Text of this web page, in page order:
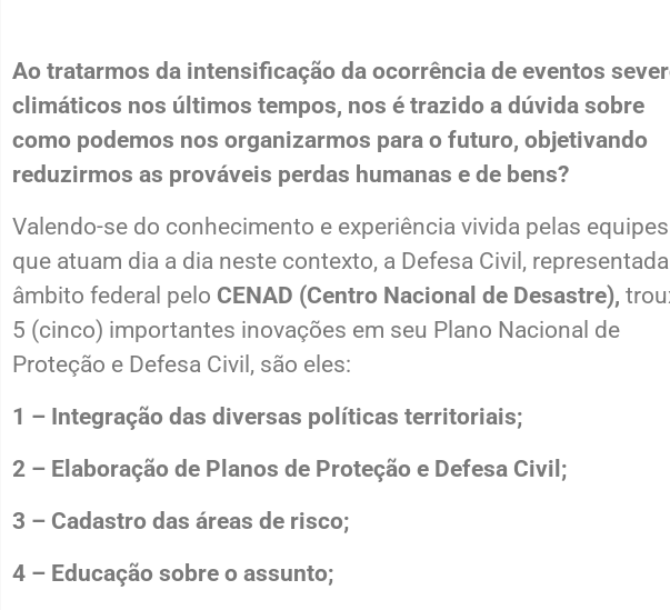
Ao tratarmos da intensificação da ocorrência de eventos
climáticos nos últimos tempos, nos é trazido a dúvida sobre
como podemos nos organizarmos para o futuro, objetivando
reduzirmos as prováveis perdas humanas e de bens?
Valendo-se do conhecimento e experiência vivida pelas equipes
que atuam dia a dia neste contexto, a Defesa Civil,
âmbito federal pelo CENAD (Centro Nacional de Desastre),
5 (cinco) importantes inovações em seu Plano Nacional de
Proteção e Defesa Civil, são eles:
1 – Integração das diversas políticas territoriais;
2 – Elaboração de Planos de Proteção e Defesa Civil;
3 – Cadastro das áreas de risco;
4 – Educação sobre o assunto;